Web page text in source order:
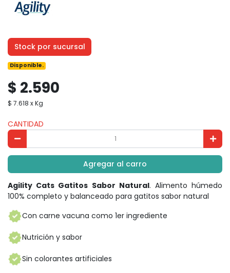
Stock por sucursal
Disponible.
$ 2.590
$ 7.618 x Kg
CANTIDAD
Agregar al carro
Agility Cats Gatitos Sabor Natural. Alimento húmedo
100% completo y balanceado para gatitos sabor natural
Con carne vacuna como 1er ingrediente
Nutrición y sabor
Sin colorantes artificiales